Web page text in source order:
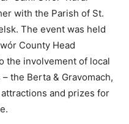
with the Parish of St.
The event was held
County Head
the involvement of local
the Berta & Gravomach,
and prizes for